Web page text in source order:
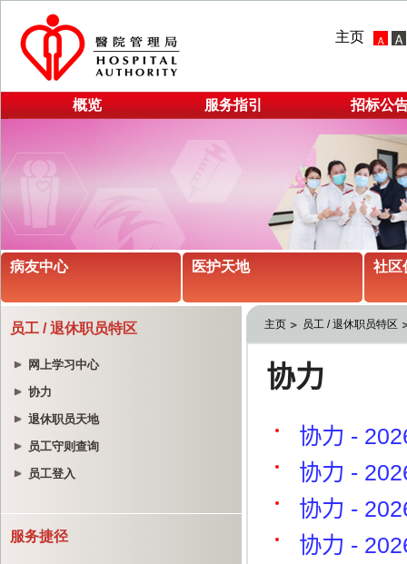
主页
概览 服务指引 招标公
病友中心 医护天地 社区
员工 / 退休职员特区
网上学习中心
协力
退休职员天地
员工守则查询
员工登入
服务捷径
主页 员工 / 退休职员特区